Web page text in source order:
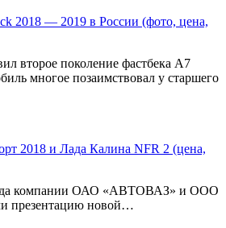
2018 — 2019 в России (фото, цена,
второе поколение фастбека A7
многое позаимствовал у старшего
2018 и Лада Калина NFR 2 (цена,
компании ОАО «АВТОВАЗ» и ООО
презентацию новой…